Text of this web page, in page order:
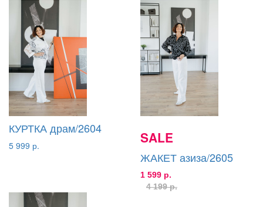
КУРТКА драм/2604
5 999 р. SALE
ЖАКЕТ азиза/2605
1 599 р.
4 199 р.